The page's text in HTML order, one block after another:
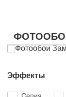
Эффекты